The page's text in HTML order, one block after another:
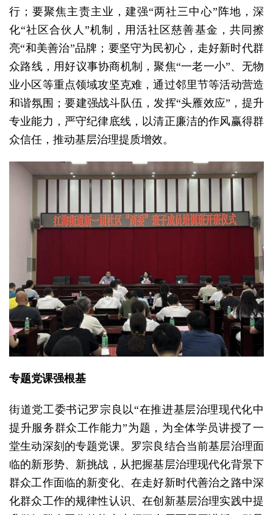
行；要聚焦主责主业，建强“两社三中心”阵地，深
化“社区合伙人”机制，用活社区慈善基金，共同擦
亮“和美善治”品牌；要坚守为民初心，走好新时代群
众路线，用好议事协商机制，聚焦“一老一小”、无物
业小区等重点领域攻坚克难，通过邻里节等活动营造
和谐氛围；要建强战斗队伍，发挥“头雁效应”，提升
专业能力，严守纪律底线，以清正廉洁的作风赢得群
众信任，推动基层治理提质增效。
专题党课强根基
街道党工委书记罗宗良以“在推进基层治理现代化中
提升服务群众工作能力”为题，为全体学员讲授了一
堂生动深刻的专题党课。罗宗良结合当前基层治理面
临的新形势、新挑战，从把握基层治理现代化背景下
群众工作面临的新变化、在走好新时代善治之路中深
化群众工作的规律性认识、在创新基层治理实践中提